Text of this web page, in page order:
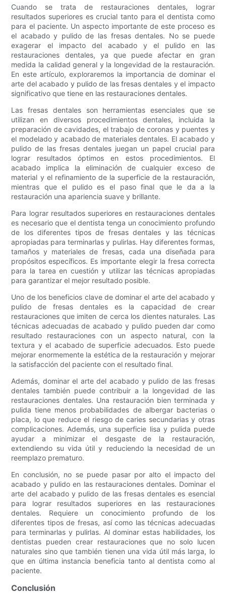
Cuando se trata de restauraciones dentales, lograr
resultados superiores es crucial tanto para el dentista como
para el paciente. Un aspecto importante de este proceso es
el acabado y pulido de las fresas dentales. No se puede
exagerar el impacto del acabado y el pulido en las
restauraciones dentales, ya que puede afectar en gran
medida la calidad general y la longevidad de la restauración.
En este artículo, exploraremos la importancia de dominar el
arte del acabado y pulido de las fresas dentales y el impacto
significativo que tiene en las restauraciones dentales.
Las fresas dentales son herramientas esenciales que se
utilizan en diversos procedimientos dentales, incluida la
preparación de cavidades, el trabajo de coronas y puentes y
el modelado y acabado de materiales dentales. El acabado y
pulido de las fresas dentales juegan un papel crucial para
lograr resultados óptimos en estos procedimientos. El
acabado implica la eliminación de cualquier exceso de
material y el refinamiento de la superficie de la restauración,
mientras que el pulido es el paso final que le da a la
restauración una apariencia suave y brillante.
Para lograr resultados superiores en restauraciones dentales
es necesario que el dentista tenga un conocimiento profundo
de los diferentes tipos de fresas dentales y las técnicas
apropiadas para terminarlas y pulirlas. Hay diferentes formas,
tamaños y materiales de fresas, cada una diseñada para
propósitos específicos. Es importante elegir la fresa correcta
para la tarea en cuestión y utilizar las técnicas apropiadas
para garantizar el mejor resultado posible.
Uno de los beneficios clave de dominar el arte del acabado y
pulido de fresas dentales es la capacidad de crear
restauraciones que imiten de cerca los dientes naturales. Las
técnicas adecuadas de acabado y pulido pueden dar como
resultado restauraciones con un aspecto natural, con la
textura y el acabado de superficie adecuados. Esto puede
mejorar enormemente la estética de la restauración y mejorar
la satisfacción del paciente con el resultado final.
Además, dominar el arte del acabado y pulido de las fresas
dentales también puede contribuir a la longevidad de las
restauraciones dentales. Una restauración bien terminada y
pulida tiene menos probabilidades de albergar bacterias o
placa, lo que reduce el riesgo de caries secundarias y otras
complicaciones. Además, una superficie lisa y pulida puede
ayudar a minimizar el desgaste de la restauración,
extendiendo su vida útil y reduciendo la necesidad de un
reemplazo prematuro.
En conclusión, no se puede pasar por alto el impacto del
acabado y pulido en las restauraciones dentales. Dominar el
arte del acabado y pulido de las fresas dentales es esencial
para lograr resultados superiores en las restauraciones
dentales. Requiere un conocimiento profundo de los
diferentes tipos de fresas, así como las técnicas adecuadas
para terminarlas y pulirlas. Al dominar estas habilidades, los
dentistas pueden crear restauraciones que no solo lucen
naturales sino que también tienen una vida útil más larga, lo
que en última instancia beneficia tanto al dentista como al
paciente.
Conclusión